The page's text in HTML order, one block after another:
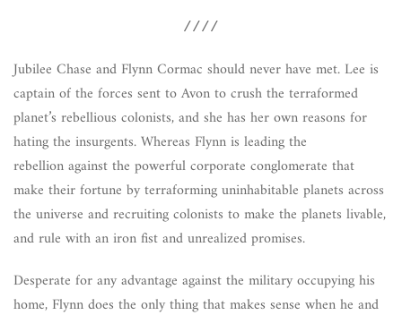
////
Jubilee Chase and Flynn Cormac should never have met. Lee is
captain of the forces sent to Avon to crush the terraformed
planet’s rebellious colonists, and she has her own reasons for
hating the insurgents. Whereas Flynn is leading the
rebellion against the powerful corporate conglomerate that
make their fortune by terraforming uninhabitable planets across
the universe and recruiting colonists to make the planets livable,
and rule with an iron fist and unrealized promises.
Desperate for any advantage against the military occupying his
home, Flynn does the only thing that makes sense when he and